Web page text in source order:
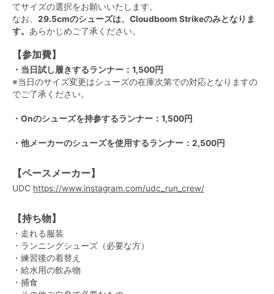
てサイズの選択をお願いいたします。
なお、 29.5cmのシューズは、Cloudboom Strikeのみとなりま
す。 あらかじめご了承ください。
【参加費】
・当日試し履きするランナー：1,500円
※当日のサイズ変更はシューズの在庫次第での対応となりますの
でご了承ください。
・Onのシューズを持参するランナー：1,500円
・他メーカーのシューズを使用するランナー：2,500円
【ペースメーカー】
UDC https://www.instagram.com/udc_run_crew/
【持ち物】
・走れる服装
・ランニングシューズ（必要な方）
・練習後の着替え
・給水用の飲み物
・捕食